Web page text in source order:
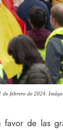
febrero de 2024.
de las